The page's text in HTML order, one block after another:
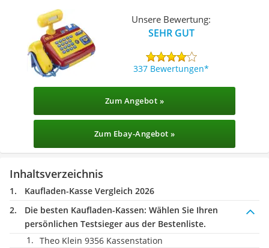
Unsere Bewertung:
SEHR GUT
337 Bewertungen
Zum Angebot »
Zum Ebay-Angebot »
Inhaltsverzeichnis
Kaufladen-Kasse Vergleich 2026
Die besten Kaufladen-Kassen: Wählen Sie Ihren
persönlichen Testsieger aus der Bestenliste.
Theo Klein 9356 Kassenstation